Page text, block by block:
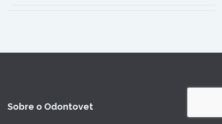
Sobre o Odontovet